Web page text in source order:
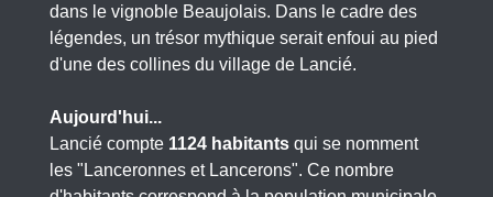
dans le vignoble Beaujolais. Dans le cadre des
légendes, un trésor mythique serait enfoui au pied
d'une des collines du village de Lancié.
Aujourd'hui...
Lancié compte 1124 habitants qui se nomment
les "Lanceronnes et Lancerons". Ce nombre